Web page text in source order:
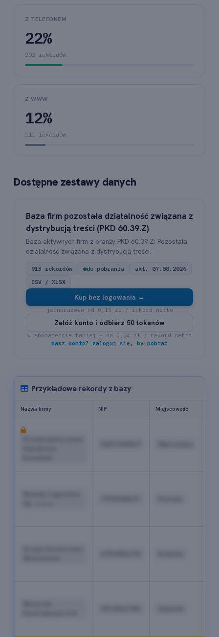
Z TELEFONEM
22%
202 rekordów
Z WWW
12%
111 rekordów
Dostępne zestawy danych
Baza firm pozostała działalność związana z
dystrybucją treści (PKD 60.39.Z)
Baza aktywnych firm z branży PKD 60.39.Z: Pozostała
działalność związana z dystrybucją treści.
913 rekordów ●do pobrania
akt. 07.08.2026
CSV / XLSX
Kup bez logowania →
jednorazowo od 0,15 zł / rekord netto
Załóż konto i odbierz 50 tokenów
w abonamencie taniej - od 0,04 zł / rekord netto
masz konto? zaloguj się, by pobrać
Przykładowe rekordy z bazy
Nazwa firmy NIP Miejscowość